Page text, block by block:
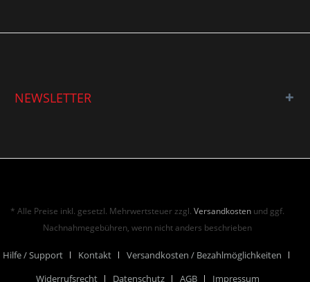
NEWSLETTER
* Alle Preise inkl. gesetzl. Mehrwertsteuer zzgl.Versandkosten und ggf.
Nachnahmegebühren, wenn nicht anders beschrieben
Hilfe / Support Kontakt
Versandkosten / Bezahlmöglichkeiten
Widerrufsrecht
Datenschutz AGB Impressum